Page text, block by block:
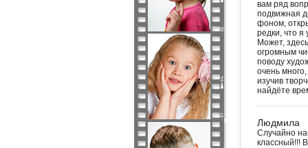
вам ряд
подвижная
фоном,
редки, что я
Может,
огромным
поводу
очень
изучив
найдёте
Людмила
Случайно
классный!!!